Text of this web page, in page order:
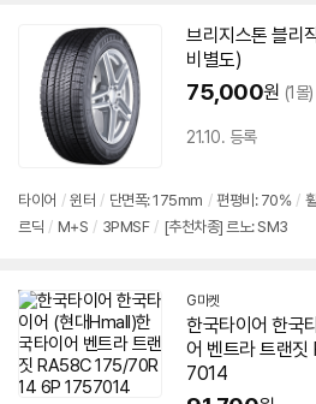
브리지스톤 블리
비별도)
75,000원 (1몰)
21.10. 등록
타이어 / 윈터 / 단면폭: 175mm / 편평비: 70% /
르딕 / M+S / 3PMSF / [추천차종] 르노: SM3
G마켓
한국타이어 한국
어 벤트라 트랜
7014